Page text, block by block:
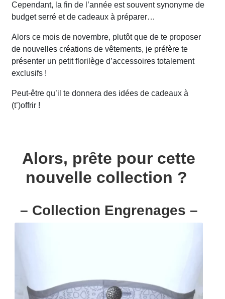
Cependant, la fin de l’année est souvent synonyme de
budget serré et de cadeaux à préparer…
Alors ce mois de novembre, plutôt que de te proposer
de nouvelles créations de vêtements, je préfère te
présenter un petit florilège d’accessoires totalement
exclusifs !
Peut-être qu’il te donnera des idées de cadeaux à
(t’)offrir !
Alors, prête pour cette
nouvelle collection ?
– Collection Engrenages –